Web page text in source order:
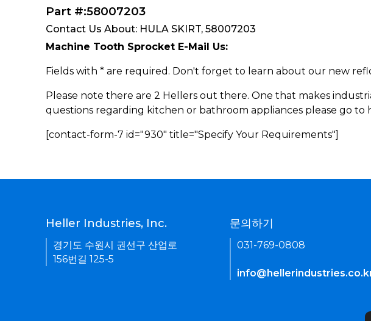
Part #:58007203
Contact Us About: HULA SKIRT, 58007203
Machine Tooth Sprocket E-Mail Us:
Fields with * are required. Don't forget to learn about our new
Please note there are 2 Hellers out there. One that makes
questions regarding kitchen or bathroom appliances please go to
[contact-form-7 id="930" title="Specify Your Requirements"]
Heller Industries, Inc.
경기도 수원시 권선구 산업로
156번길 125-5
문의하기
031-769-0808